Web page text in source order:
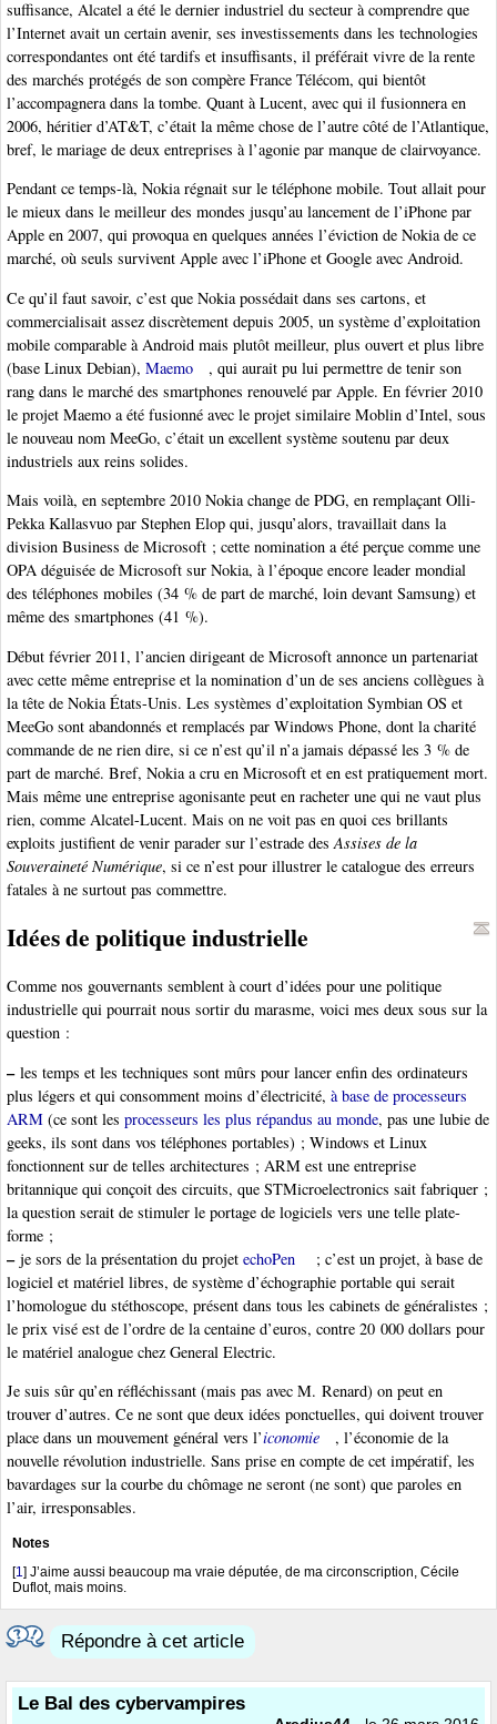
suffisance, Alcatel a été le dernier industriel du secteur à comprendre que
l’Internet avait un certain avenir, ses investissements dans les technologies
correspondantes ont été tardifs et insuffisants, il préférait vivre de la rente
des marchés protégés de son compère France Télécom, qui bientôt
l’accompagnera dans la tombe. Quant à Lucent, avec qui il fusionnera en
2006, héritier d’AT&T, c’était la même chose de l’autre côté de l’Atlantique,
bref, le mariage de deux entreprises à l’agonie par manque de clairvoyance.
Pendant ce temps-là, Nokia régnait sur le téléphone mobile. Tout allait pour
le mieux dans le meilleur des mondes jusqu’au lancement de l’iPhone par
Apple en 2007, qui provoqua en quelques années l’éviction de Nokia de ce
marché, où seuls survivent Apple avec l’iPhone et Google avec Android.
Ce qu’il faut savoir, c’est que Nokia possédait dans ses cartons, et
commercialisait assez discrètement depuis 2005, un système d’exploitation
mobile comparable à Android mais plutôt meilleur, plus ouvert et plus libre
(base Linux Debian), Maemo
, qui aurait pu lui permettre de tenir son
rang dans le marché des smartphones renouvelé par Apple. En février 2010
le projet Maemo a été fusionné avec le projet similaire Moblin d’Intel, sous
le nouveau nom MeeGo, c’était un excellent système soutenu par deux
industriels aux reins solides.
Mais voilà, en septembre 2010 Nokia change de PDG, en remplaçant Olli-
Pekka Kallasvuo par Stephen Elop qui, jusqu’alors, travaillait dans la
division Business de Microsoft ; cette nomination a été perçue comme une
OPA déguisée de Microsoft sur Nokia, à l’époque encore leader mondial
des téléphones mobiles (34 % de part de marché, loin devant Samsung) et
même des smartphones (41 %).
Début février 2011, l’ancien dirigeant de Microsoft annonce un partenariat
avec cette même entreprise et la nomination d’un de ses anciens collègues à
la tête de Nokia États-Unis. Les systèmes d’exploitation Symbian OS et
MeeGo sont abandonnés et remplacés par Windows Phone, dont la charité
commande de ne rien dire, si ce n’est qu’il n’a jamais dépassé les 3 % de
part de marché. Bref, Nokia a cru en Microsoft et en est pratiquement mort.
Mais même une entreprise agonisante peut en racheter une qui ne vaut plus
rien, comme Alcatel-Lucent. Mais on ne voit pas en quoi ces brillants
exploits justifient de venir parader sur l’estrade des Assises de la
Souveraineté Numérique, si ce n’est pour illustrer le catalogue des erreurs
fatales à ne surtout pas commettre.
Idées de politique industrielle
Comme nos gouvernants semblent à court d’idées pour une politique
industrielle qui pourrait nous sortir du marasme, voici mes deux sous sur la
question :
–les temps et les techniques sont mûrs pour lancer enfin des ordinateurs
plus légers et qui consomment moins d’électricité, à base de processeurs
ARM (ce sont les processeurs les plus répandus au monde, pas une lubie de
geeks, ils sont dans vos téléphones portables) ; Windows et Linux
fonctionnent sur de telles architectures ; ARM est une entreprise
britannique qui conçoit des circuits, que STMicroelectronics sait fabriquer ;
la question serait de stimuler le portage de logiciels vers une telle plate-
forme ;
–je sors de la présentation du projet echoPen
; c’est un projet, à base de
logiciel et matériel libres, de système d’échographie portable qui serait
l’homologue du stéthoscope, présent dans tous les cabinets de généralistes ;
le prix visé est de l’ordre de la centaine d’euros, contre 20 000 dollars pour
le matériel analogue chez General Electric.
Je suis sûr qu’en réfléchissant (mais pas avec M. Renard) on peut en
trouver d’autres. Ce ne sont que deux idées ponctuelles, qui doivent trouver
place dans un mouvement général vers l’iconomie
, l’économie de la
nouvelle révolution industrielle. Sans prise en compte de cet impératif, les
bavardages sur la courbe du chômage ne seront (ne sont) que paroles en
l’air, irresponsables.
Notes
[1 ] J’aime aussi beaucoup ma vraie députée, de ma circonscription, Cécile
Duflot, mais moins.
Répondre à cet article
Le Bal des cybervampires